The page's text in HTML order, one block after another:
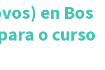
en Bos
o curso